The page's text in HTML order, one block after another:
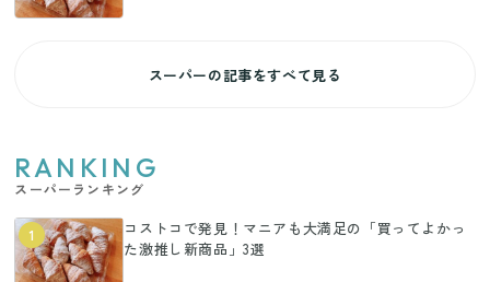
スーパーの記事をすべて見る
RANKING
スーパーランキング
1
コストコで発見！マニアも大満足の「買ってよかっ
た激推し新商品」3選